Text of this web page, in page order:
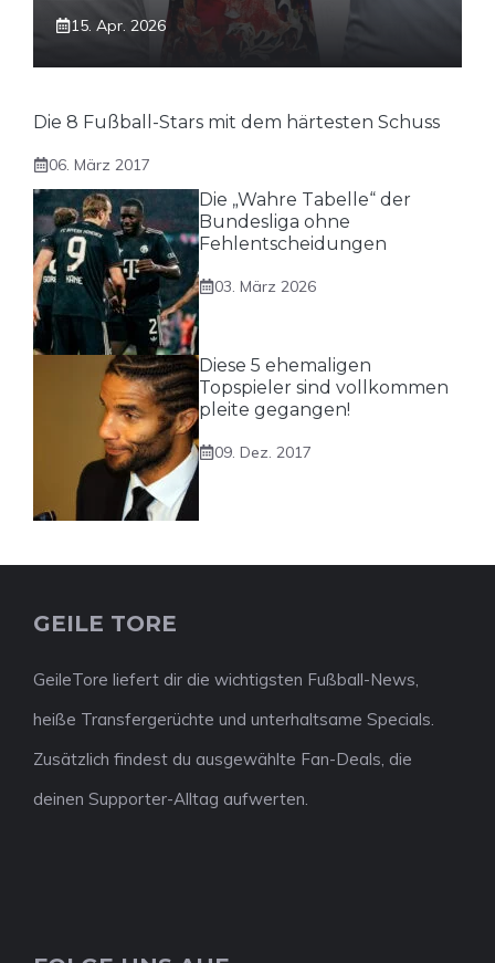
15. Apr. 2026
Die 8 Fußball-Stars mit dem härtesten Schuss
06. März 2017
Die „Wahre Tabelle“ der
Bundesliga ohne
Fehlentscheidungen
03. März 2026
Diese 5 ehemaligen
Topspieler sind vollkommen
pleite gegangen!
09. Dez. 2017
GEILE TORE
GeileTore liefert dir die wichtigsten Fußball-News,
heiße Transfergerüchte und unterhaltsame Specials.
Zusätzlich findest du ausgewählte Fan-Deals, die
deinen Supporter-Alltag aufwerten.